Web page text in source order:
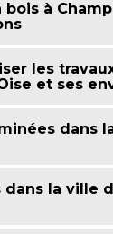
à
les
et ses
dans
la ville